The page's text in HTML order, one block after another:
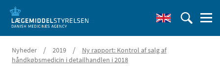
Nyheder / 2019 /
Ny rapport: Kontrol af salg af
håndkøbsmedicin i detailhandlen i 2018